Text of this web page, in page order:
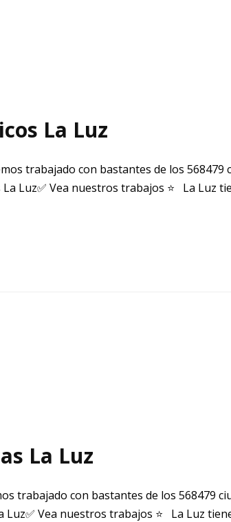
La Luz
trabajado con bastantes de los 568479
Luz✅ Vea nuestros trabajos ⭐ La Luz
La Luz
trabajado con bastantes de los 568479
Vea nuestros trabajos ⭐ La Luz